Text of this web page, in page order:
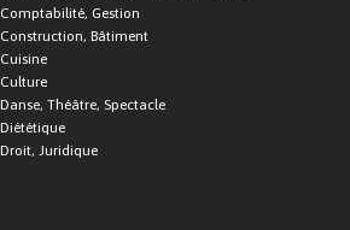
Comptabilité, Gestion
Construction, Bâtiment
Cuisine
Culture
Danse, Théâtre, Spectacle
Diététique
Droit, Juridique